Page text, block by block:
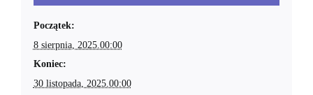
Początek:
8 sierpnia, 2025.00:00
Koniec:
30 listopada, 2025.00:00